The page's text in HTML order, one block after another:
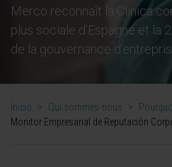
Merco reconnaît la Clínica
plus sociale d’Espagne et la
de la gouvernance
Inicio > Qui sommes-nous >
Monitor Empresarial de Reputación